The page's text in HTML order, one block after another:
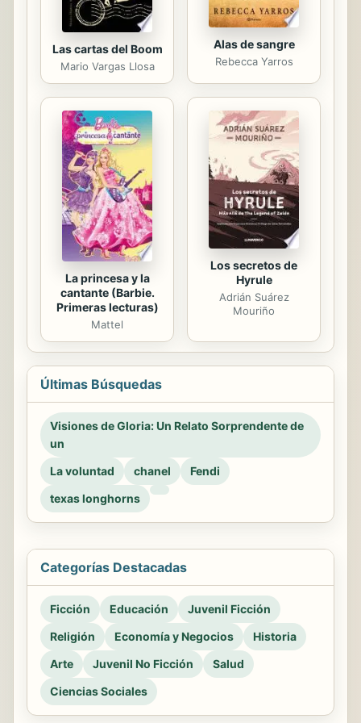
Las cartas del Boom
Mario Vargas Llosa
Alas de sangre
Rebecca Yarros
La princesa y la
cantante (Barbie.
Primeras lecturas)
Mattel
Los secretos de
Hyrule
Adrián Suárez
Mouriño
Últimas Búsquedas
Visiones de Gloria: Un Relato Sorprendente de
un
La voluntad
chanel
Fendi
texas longhorns
Categorías Destacadas
Ficción Educación
Juvenil Ficción
Religión
Economía y Negocios
Historia
Arte
Juvenil No Ficción
Salud
Ciencias Sociales